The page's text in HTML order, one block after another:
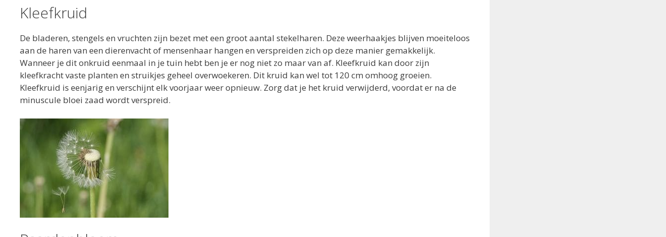
Kleefkruid
De bladeren, stengels en vruchten zijn bezet met een groot aantal stekelharen. Deze weerhaakjes blijven moeiteloos
aan de haren van een dierenvacht of mensenhaar hangen en verspreiden zich op deze manier gemakkelijk.
Wanneer je dit onkruid eenmaal in je tuin hebt ben je er nog niet zo maar van af. Kleefkruid kan door zijn
kleefkracht vaste planten en struikjes geheel overwoekeren. Dit kruid kan wel tot 120 cm omhoog groeien.
Kleefkruid is eenjarig en verschijnt elk voorjaar weer opnieuw. Zorg dat je het kruid verwijderd, voordat er na de
minuscule bloei zaad wordt verspreid.